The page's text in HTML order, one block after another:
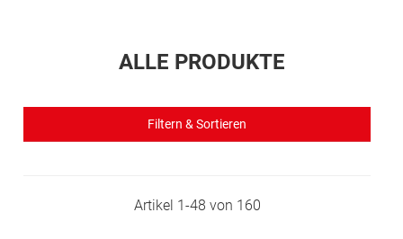
ALLE PRODUKTE
Filtern & Sortieren
Artikel 1-48 von 160